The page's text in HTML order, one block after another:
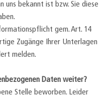
bekannt ist bzw. Sie diese
gem. Art. 14
Zugänge Ihrer Unterlagen
melden.
Daten weiter?
Stelle beworben. Leider